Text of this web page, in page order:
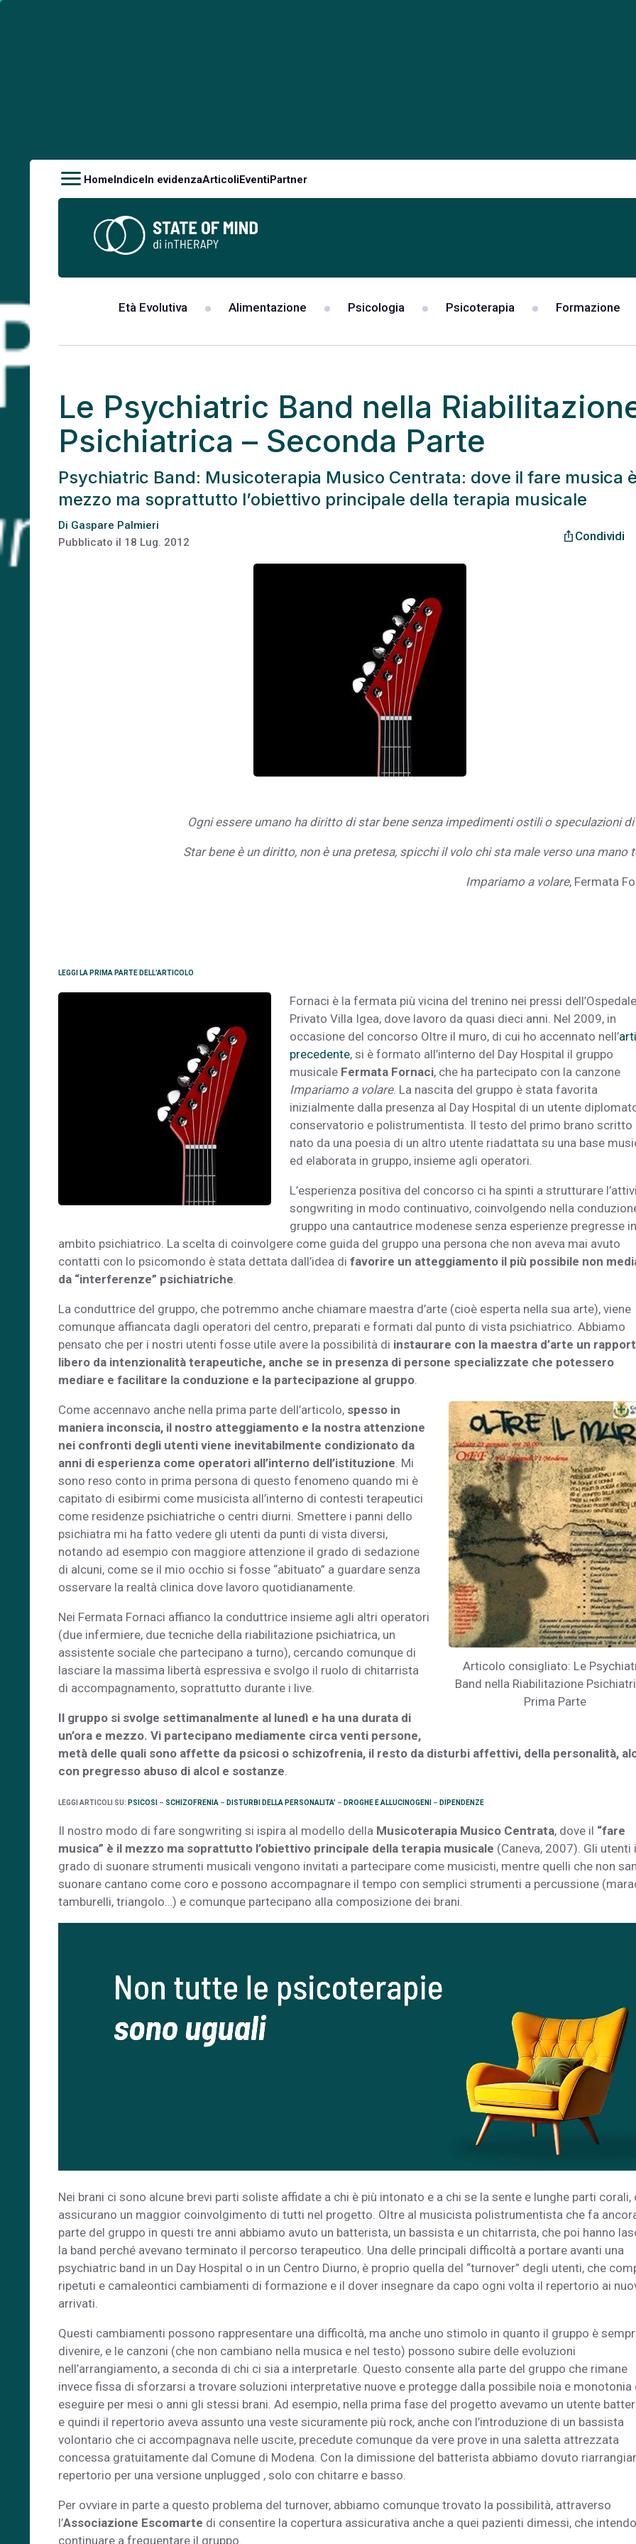
HomeIndiceIn evidenzaArticoliEventiPartner
Età Evolutiva Alimentazione Psicologia Psicoterapia Formazione
Le Psychiatric Band nella
Psichiatrica – Seconda Parte
Psychiatric Band: Musicoterapia Musico Centrata: dove il fare musica
mezzo ma soprattutto l’obiettivo principale della terapia musicale
Di Gaspare Palmieri
Pubblicato il 18 Lug. 2012
ios_share Condividi
Ogni essere umano ha diritto di star bene senza impedimenti ostili o speculazioni di
Star bene è un diritto, non è una pretesa, spicchi il volo chi sta male verso una mano
Impariamo a volare, Fermata
LEGGI LA PRIMA PARTE DELL’ARTICOLO
Fornaci è la fermata più vicina del trenino nei pressi dell’Ospedale
Privato Villa Igea, dove lavoro da quasi dieci anni. Nel 2009, in
occasione del concorso Oltre il muro, di cui ho accennato nell’
precedente, si è formato all’interno del Day Hospital il gruppo
musicale Fermata Fornaci, che ha partecipato con la canzone
Impariamo a volare. La nascita del gruppo è stata favorita
inizialmente dalla presenza al Day Hospital di un utente
conservatorio e polistrumentista. Il testo del primo brano scritto
nato da una poesia di un altro utente riadattata su una base
ed elaborata in gruppo, insieme agli operatori.
L’esperienza positiva del concorso ci ha spinti a strutturare
songwriting in modo continuativo, coinvolgendo nella
gruppo una cantautrice modenese senza esperienze pregresse in
ambito psichiatrico. La scelta di coinvolgere come guida del gruppo una persona che non aveva mai avuto
contatti con lo psicomondo è stata dettata dall’idea di favorire un atteggiamento il più possibile non
da “interferenze” psichiatriche.
La conduttrice del gruppo, che potremmo anche chiamare maestra d’arte (cioè esperta nella sua arte), viene
comunque affiancata dagli operatori del centro, preparati e formati dal punto di vista psichiatrico. Abbiamo
pensato che per i nostri utenti fosse utile avere la possibilità di instaurare con la maestra d’arte un
libero da intenzionalità terapeutiche, anche se in presenza di persone specializzate che potessero
mediare e facilitare la conduzione e la partecipazione al gruppo.
Articolo consigliato: Le
Band nella Riabilitazione
Prima Parte
Come accennavo anche nella prima parte dell’articolo, spesso in
maniera inconscia, il nostro atteggiamento e la nostra attenzione
nei confronti degli utenti viene inevitabilmente condizionato da
anni di esperienza come operatori all’interno dell’istituzione. Mi
sono reso conto in prima persona di questo fenomeno quando mi è
capitato di esibirmi come musicista all’interno di contesti terapeutici
come residenze psichiatriche o centri diurni. Smettere i panni dello
psichiatra mi ha fatto vedere gli utenti da punti di vista diversi,
notando ad esempio con maggiore attenzione il grado di sedazione
di alcuni, come se il mio occhio si fosse “abituato” a guardare senza
osservare la realtà clinica dove lavoro quotidianamente.
Nei Fermata Fornaci affianco la conduttrice insieme agli altri operatori
(due infermiere, due tecniche della riabilitazione psichiatrica, un
assistente sociale che partecipano a turno), cercando comunque di
lasciare la massima libertà espressiva e svolgo il ruolo di chitarrista
di accompagnamento, soprattutto durante i live.
Il gruppo si svolge settimanalmente al lunedì e ha una durata di
un’ora e mezzo. Vi partecipano mediamente circa venti persone,
metà delle quali sono affette da psicosi o schizofrenia, il resto da disturbi affettivi, della personalità,
con pregresso abuso di alcol e sostanze.
LEGGI ARTICOLI SU: PSICOSI – SCHIZOFRENIA – DISTURBI DELLA PERSONALITA’ – DROGHE E ALLUCINOGENI – DIPENDENZE
Il nostro modo di fare songwriting si ispira al modello della Musicoterapia Musico Centrata, dove il “fare
musica” è il mezzo ma soprattutto l’obiettivo principale della terapia musicale (Caneva, 2007). Gli utenti
grado di suonare strumenti musicali vengono invitati a partecipare come musicisti, mentre quelli che non
suonare cantano come coro e possono accompagnare il tempo con semplici strumenti a percussione
tamburelli, triangolo…) e comunque partecipano alla composizione dei brani.
Nei brani ci sono alcune brevi parti soliste affidate a chi è più intonato e a chi se la sente e lunghe parti corali,
assicurano un maggior coinvolgimento di tutti nel progetto. Oltre al musicista polistrumentista che fa
parte del gruppo in questi tre anni abbiamo avuto un batterista, un bassista e un chitarrista, che poi hanno
la band perché avevano terminato il percorso terapeutico. Una delle principali difficoltà a portare avanti una
psychiatric band in un Day Hospital o in un Centro Diurno, è proprio quella del “turnover” degli utenti, che
ripetuti e camaleontici cambiamenti di formazione e il dover insegnare da capo ogni volta il repertorio ai
arrivati.
Questi cambiamenti possono rappresentare una difficoltà, ma anche uno stimolo in quanto il gruppo è
divenire, e le canzoni (che non cambiano nella musica e nel testo) possono subire delle evoluzioni
nell’arrangiamento, a seconda di chi ci sia a interpretarle. Questo consente alla parte del gruppo che rimane
invece fissa di sforzarsi a trovare soluzioni interpretative nuove e protegge dalla possibile noia e monotonia
eseguire per mesi o anni gli stessi brani. Ad esempio, nella prima fase del progetto avevamo un utente
e quindi il repertorio aveva assunto una veste sicuramente più rock, anche con l’introduzione di un bassista
volontario che ci accompagnava nelle uscite, precedute comunque da vere prove in una saletta attrezzata
concessa gratuitamente dal Comune di Modena. Con la dimissione del batterista abbiamo dovuto
repertorio per una versione unplugged , solo con chitarre e basso.
Per ovviare in parte a questo problema del turnover, abbiamo comunque trovato la possibilità, attraverso
l’Associazione Escomarte di consentire la copertura assicurativa anche a quei pazienti dimessi, che
continuare a frequentare il gruppo.